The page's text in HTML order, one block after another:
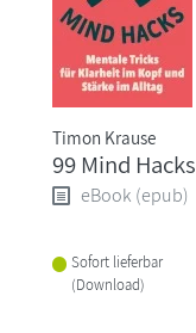
Timon Krause
99 Mind Hacks
eBook (epub)
Sofort lieferbar
(Download)